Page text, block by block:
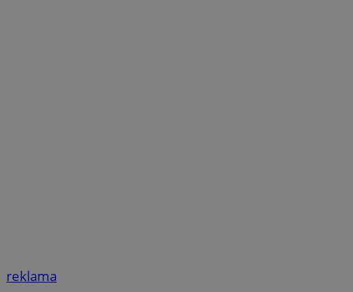
reklama